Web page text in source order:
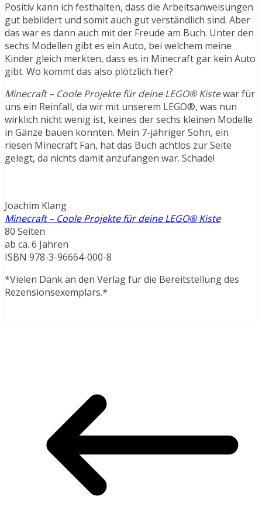
Positiv kann ich festhalten, dass die Arbeitsanweisungen
gut bebildert und somit auch gut verständlich sind. Aber
das war es dann auch mit der Freude am Buch. Unter den
sechs Modellen gibt es ein Auto, bei welchem meine
Kinder gleich merkten, dass es in Minecraft gar kein Auto
gibt. Wo kommt das also plötzlich her?
Minecraft – Coole Projekte für deine LEGO® Kistewar für
uns ein Reinfall, da wir mit unserem LEGO®, was nun
wirklich nicht wenig ist, keines der sechs kleinen Modelle
in Gänze bauen konnten. Mein 7-jähriger Sohn, ein
riesen Minecraft Fan, hat das Buch achtlos zur Seite
gelegt, da nichts damit anzufangen war. Schade!
Joachim Klang
Minecraft – Coole Projekte für deine LEGO® Kiste
80 Seiten
ab ca. 6 Jahren
ISBN 978-3-96664-000-8
*Vielen Dank an den Verlag für die Bereitstellung des
Rezensionsexemplars.*